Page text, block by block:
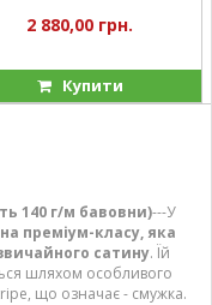
2 880,00 грн.
Купити
140 г/м бавовни)---У
преміум-класу, яка
сатину. Їй
шляхом особливого
що означає - смужка.